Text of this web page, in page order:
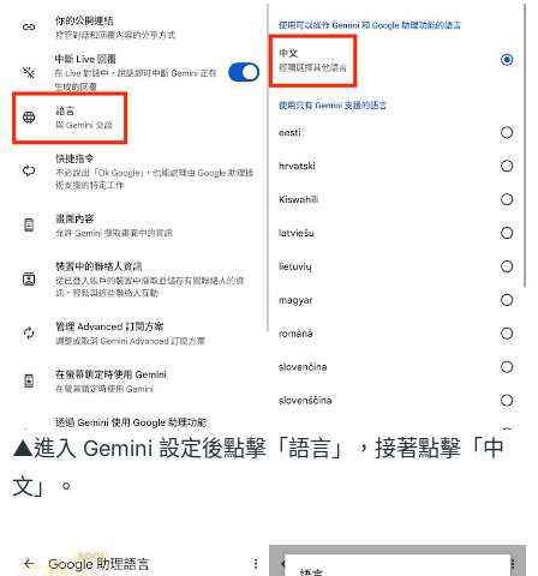
▲進入 Gemini 設定後點擊「語言」，接著點擊「中
文」。